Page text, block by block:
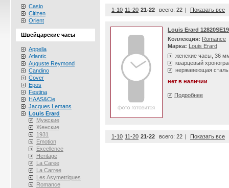
Casio
Citizen
Orient
Швейцарские часы
Appella
Atlantic
Auguste Reymond
Candino
Cover
Epos
Festina
HAAS&Cie
Jacques Lemans
Louis Erard
Мужские
Женские
1931
Emotion
Excellence
Heritage
La Caree
La Carree
Les Asymetriques
Romance
1-10 11-20 21-22 всего: 22 | Показать все
Louis Erard 12820SE19
Коллекция: Romance
Марка: Louis Erard
женские часы, 36
кварцевый
нержавеющая сталь
нет в наличии
Подробнее
1-10 11-20 21-22 всего: 22 | Показать все